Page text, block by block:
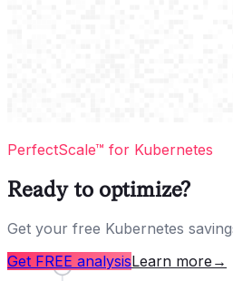
PerfectScale™ for Kubernetes
Ready to optimize?
Get your free Kubernetes
Get FREE analysisLearn more →